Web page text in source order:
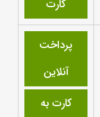
کارت
پرداخت
آنلاین
کارت به